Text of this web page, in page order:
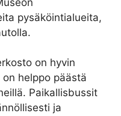
pysäköintialueita,
on hyvin
helppo päästä
Paikallisbussit
ja